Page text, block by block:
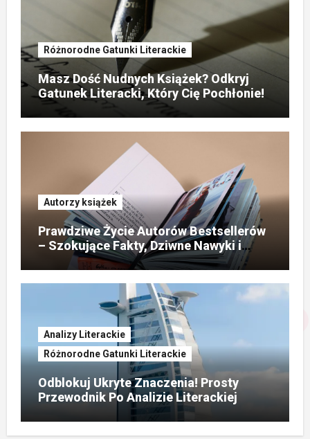
Różnorodne Gatunki Literackie
Masz Dość Nudnych Książek? Odkryj
Gatunek Literacki, Który Cię Pochłonie!
Autorzy książek
Prawdziwe Życie Autorów Bestsellerów
– Szokujące Fakty, Dziwne Nawyki i
Sekrety Geniuszu!
Analizy Literackie
Różnorodne Gatunki Literackie
Odblokuj Ukryte Znaczenia! Prosty
Przewodnik Po Analizie Literackiej